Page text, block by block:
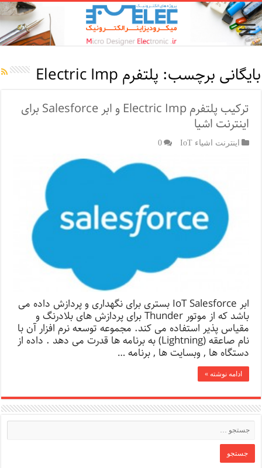
بایگانی برچسب: پلتفرم Electric Imp
ترکیب پلتفرم Electric Imp و ابر Salesforce برای
اینترنت اشیا
اینترنت اشیاء IoT 0
ابر IoT Salesforce بستری برای نگهداری و پردازش داده می
باشد که از موتور Thunder برای پردازش های بلادرنگ و
مقیاس پذیر استفاده می کند. مجموعه توسعه نرم افزار آن با
نام صاعقه (Lightning) به برنامه ها قدرت می دهد . داده از
دستگاه ها , وبسایت ها , برنامه …
ادامه نوشته »